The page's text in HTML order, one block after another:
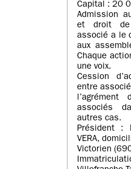
Capital : 20
Admission
et droit
associé a le
aux
Chaque
une voix.
Cession
entre
associés
autres cas.
Président :
VERA,
Victorien